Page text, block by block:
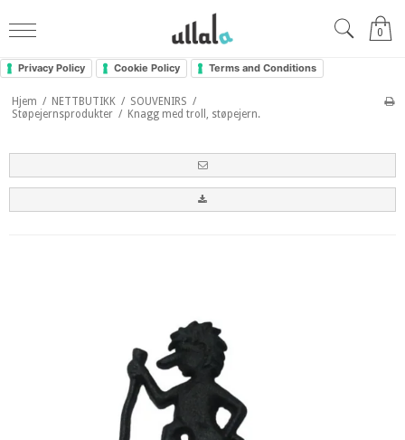
Privacy Policy Cookie Policy Terms and Conditions
0
Hjem / NETTBUTIKK / SOUVENIRS /
Støpejernsprodukter / Knagg med troll, støpejern.